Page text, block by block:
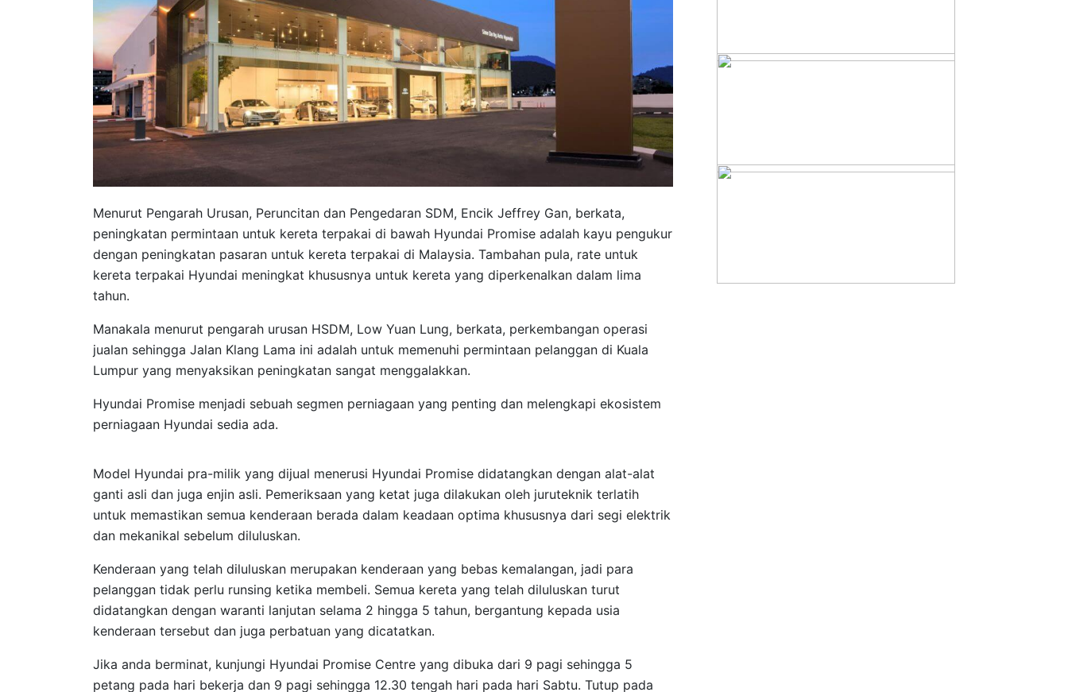
Menurut Pengarah Urusan, Peruncitan dan Pengedaran SDM, Encik Jeffrey Gan, berkata,
peningkatan permintaan untuk kereta terpakai di bawah Hyundai Promise adalah kayu pengukur
dengan peningkatan pasaran untuk kereta terpakai di Malaysia. Tambahan pula, rate untuk
kereta terpakai Hyundai meningkat khususnya untuk kereta yang diperkenalkan dalam lima
tahun.
Manakala menurut pengarah urusan HSDM, Low Yuan Lung, berkata, perkembangan operasi
jualan sehingga Jalan Klang Lama ini adalah untuk memenuhi permintaan pelanggan di Kuala
Lumpur yang menyaksikan peningkatan sangat menggalakkan.
Hyundai Promise menjadi sebuah segmen perniagaan yang penting dan melengkapi ekosistem
perniagaan Hyundai sedia ada.
Model Hyundai pra-milik yang dijual menerusi Hyundai Promise didatangkan dengan alat-alat
ganti asli dan juga enjin asli. Pemeriksaan yang ketat juga dilakukan oleh juruteknik terlatih
untuk memastikan semua kenderaan berada dalam keadaan optima khususnya dari segi elektrik
dan mekanikal sebelum diluluskan.
Kenderaan yang telah diluluskan merupakan kenderaan yang bebas kemalangan, jadi para
pelanggan tidak perlu runsing ketika membeli. Semua kereta yang telah diluluskan turut
didatangkan dengan waranti lanjutan selama 2 hingga 5 tahun, bergantung kepada usia
kenderaan tersebut dan juga perbatuan yang dicatatkan.
Jika anda berminat, kunjungi Hyundai Promise Centre yang dibuka dari 9 pagi sehingga 5
petang pada hari bekerja dan 9 pagi sehingga 12.30 tengah hari pada hari Sabtu. Tutup pada